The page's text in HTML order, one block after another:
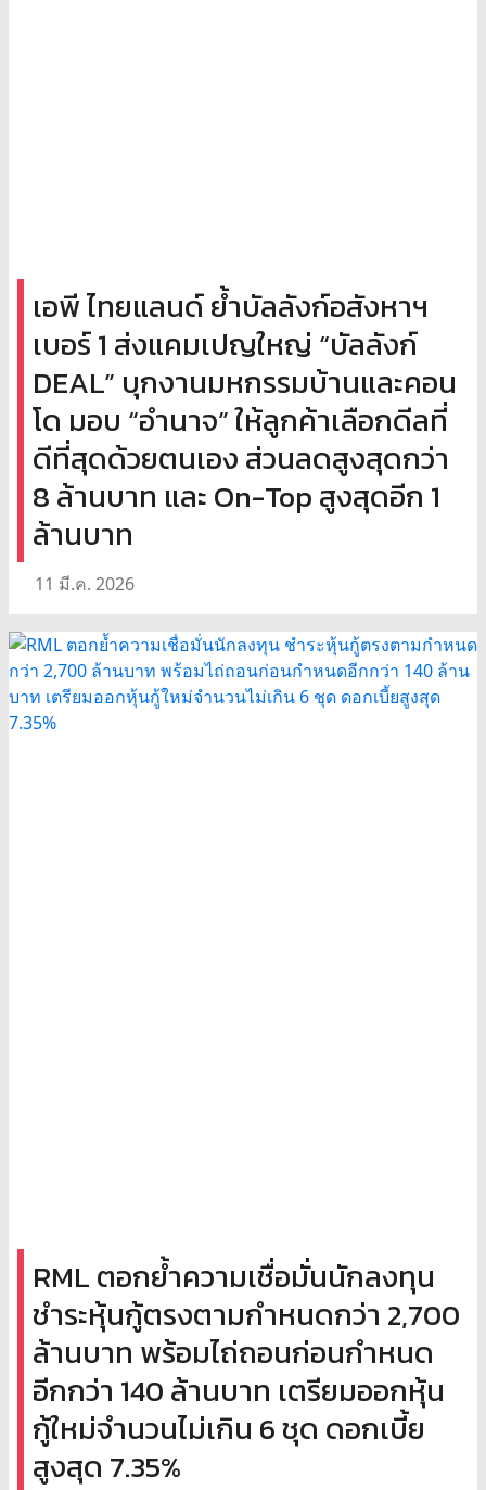
เอพี ไทยแลนด์ ย้ำบัลลังก์อสังหาฯ
เบอร์ 1 ส่งแคมเปญใหญ่ “บัลลังก์
DEAL” บุกงานมหกรรมบ้านและคอน
โด มอบ “อำนาจ” ให้ลูกค้าเลือกดีลที่
ดีที่สุดด้วยตนเอง ส่วนลดสูงสุดกว่า
8 ล้านบาท และ On-Top สูงสุดอีก 1
ล้านบาท
11 มี.ค. 2026
RML ตอกย้ำความเชื่อมั่นนักลงทุน
ชำระหุ้นกู้ตรงตามกำหนดกว่า 2,700
ล้านบาท พร้อมไถ่ถอนก่อนกำหนด
อีกกว่า 140 ล้านบาท เตรียมออกหุ้น
กู้ใหม่จำนวนไม่เกิน 6 ชุด ดอกเบี้ย
สูงสุด 7.35%